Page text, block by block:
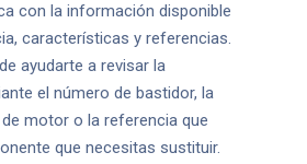
con la información disponible
características y referencias.
ayudarte a revisar la
el número de bastidor, la
motor o la referencia que
que necesitas sustituir.